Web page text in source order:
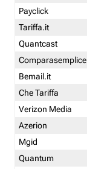
Payclick
Tariffa.it
Quantcast
Comparasemplice
Bemail.it
Che Tariffa
Verizon Media
Azerion
Mgid
Quantum